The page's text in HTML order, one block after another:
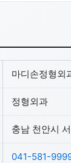
마디손정형외
정형외과
충남 천안시
041-581-